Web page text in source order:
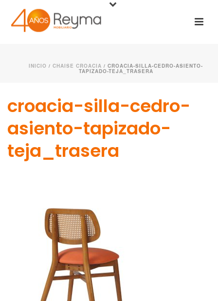
INICIO / CHAISE CROACIA / CROACIA-SILLA-CEDRO-ASIENTO-
TAPIZADO-TEJA_TRASERA
croacia-silla-cedro-
asiento-tapizado-
teja_trasera